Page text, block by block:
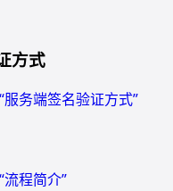
方式
务端签名验证方式”
程简介”